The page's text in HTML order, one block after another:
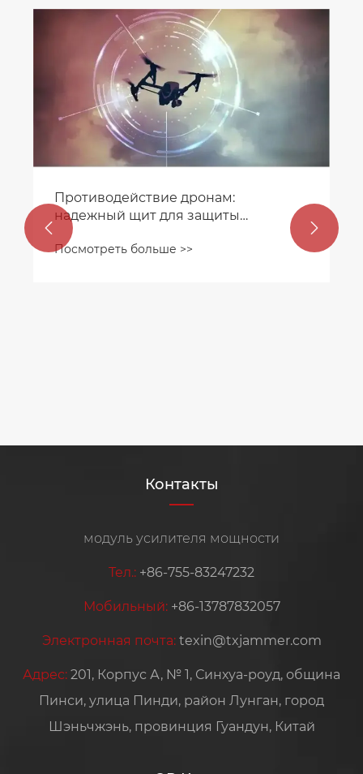
эффективно защитить ключевую область и
конфиденциальность.
Противодействие дронам:
надежный щит для защиты
устойчивого развития
низковысотной экономики
Посмотреть больше >>
 
Контакты
модуль усилителя мощности
Тел.: +86-755-83247232
Мобильный: +86-13787832057
Электронная почта: texin@txjammer.com
Адрес: 201, Корпус А, № 1, Синхуа-роуд, община
Пинси, улица Пинди, район Лунган, город
Шэньчжэнь, провинция Гуандун, Китай